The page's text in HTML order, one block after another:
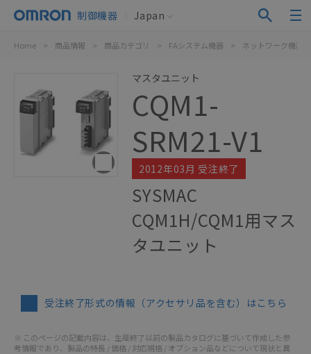
制御機器 Japan
Home > 商品情報 > 商品カテゴリ > FAシステム機器 > ネットワーク機器
マスタユニット
CQM1-
SRM21-V1
2012年03月 受注終了
SYSMAC
CQM1H/CQM1用マス
タユニット
受注終了形式の情報（アクセサリ品を含む）はこちら
※ このページの記載内容は、生産終了以前の製品カタログに基づいて作成した参
考情報であり、製品の特長 / 価格 / 対応規格 / オプション品などについて現状と異